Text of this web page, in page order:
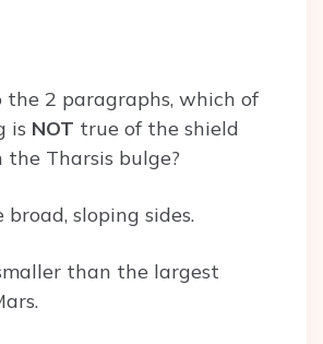
the 2 paragraphs, which of
is NOT true of the shield
the Tharsis bulge?
broad, sloping sides.
than the largest